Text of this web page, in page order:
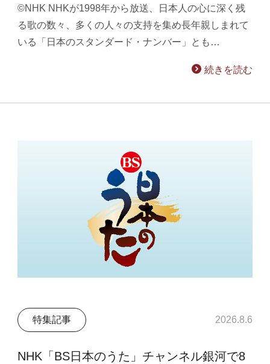
©NHK NHKが1998年から放送、日本人の心に深く残
る歌の数々、多くの人々の支持を集め長年親しまれて
いる「日本のスタンダード・ナンバー」とも…
続きを読む
特集記事 2026.8.6
NHK「BS日本のうた」チャンネル銀河で8